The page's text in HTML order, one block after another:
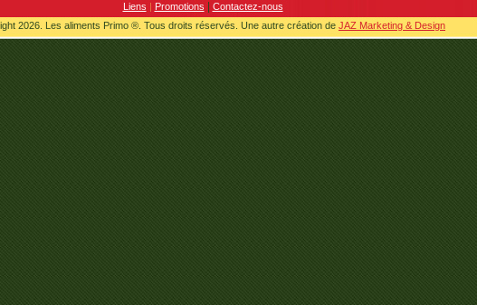
Liens | Promotions
Contactez-nous
2026. Les aliments Primo ®. Tous droits réservés. Une autre création de JAZ Marketing & Design